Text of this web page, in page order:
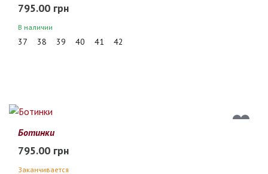
795.00 грн
В наличии
37 38 39 40 41 42
Ботинки
795.00 грн
Заканчивается